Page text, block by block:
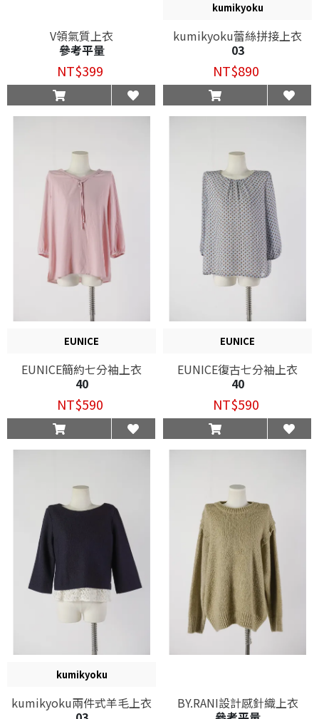
V領氣質上衣
參考平量
NT$399
kumikyoku
kumikyoku蕾絲拼接上衣
03
NT$890
EUNICE
EUNICE簡約七分袖上衣
40
NT$590
EUNICE
EUNICE復古七分袖上衣
40
NT$590
kumikyoku
kumikyoku兩件式羊毛上衣
BY.RANI設計感針織上衣